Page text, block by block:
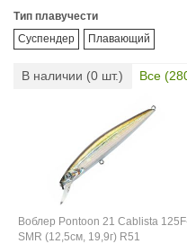
Тип плавучести
Суспендер
Плавающий
В наличии (0 шт.) Все (
Воблер Pontoon 21 Cablista
SMR (12,5см, 19,9г) R51